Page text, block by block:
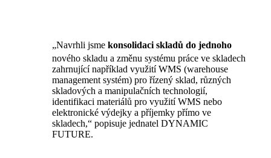
„Navrhli jsmekonsolidaci skladů do jednoho
nového skladu a změnu systému práce ve skladech
zahrnující například využití WMS (warehouse
management systém) pro řízený sklad, různých
skladových a manipulačních technologií,
identifikaci materiálů pro využití WMS nebo
elektronické výdejky a příjemky přímo ve
skladech,“ popisuje jednatel DYNAMIC
FUTURE.